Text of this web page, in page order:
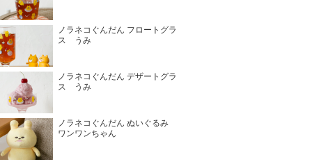
ノラネコぐんだん フロートグラ
ス うみ
ノラネコぐんだん デザートグラ
ス うみ
ノラネコぐんだん ぬいぐるみ
ワンワンちゃん